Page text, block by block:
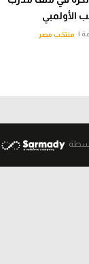
الأولمبي
| منتخب مصر